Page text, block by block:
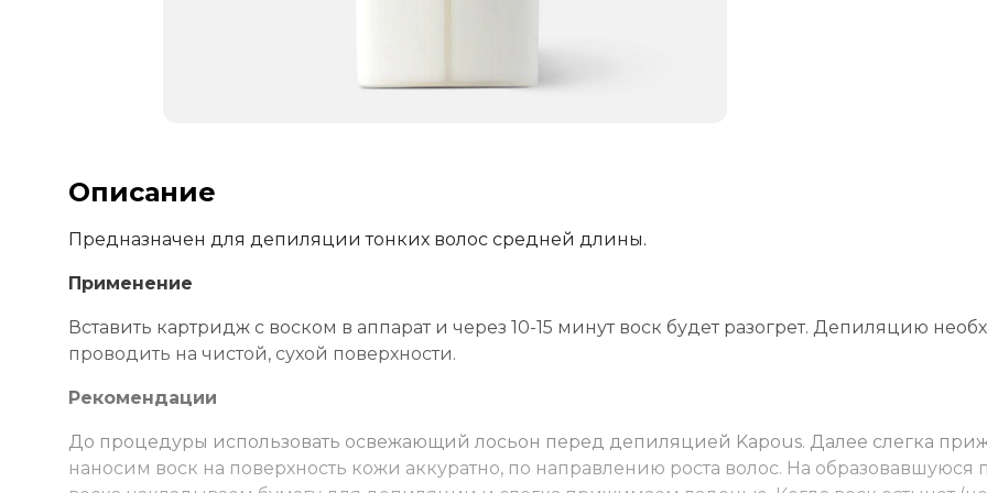
Описание
Предназначен для депиляции тонких волос средней длины.
Применение
Вставить картридж с воском в аппарат и через 10-15 минут воск будет разогрет. Депиляцию
проводить на чистой, сухой поверхности.
Рекомендации
До процедуры использовать освежающий лосьон перед депиляцией Kapous. Далее слегка
наносим воск на поверхность кожи аккуратно, по направлению роста волос. На образовавшуюся